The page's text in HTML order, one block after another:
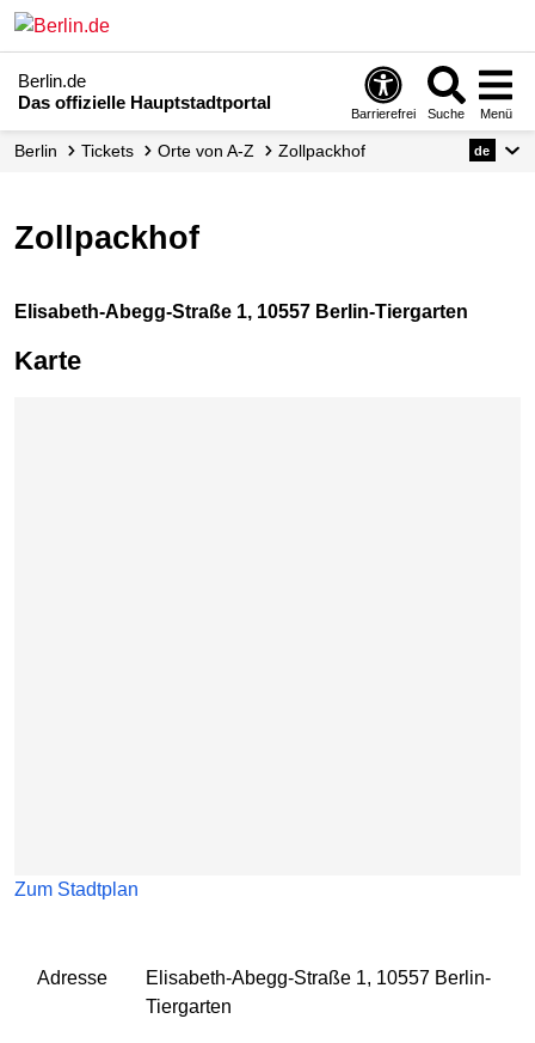
Berlin.de
Das offizielle Hauptstadtportal
Barrierefrei Suche Menü
Berlin Tickets Orte von A-Z Zollpackhof de
Zollpackhof
Elisabeth-Abegg-Straße 1, 10557 Berlin-Tiergarten
Karte
Zum Stadtplan
Adresse
Elisabeth-Abegg-Straße 1, 10557 Berlin-
Tiergarten